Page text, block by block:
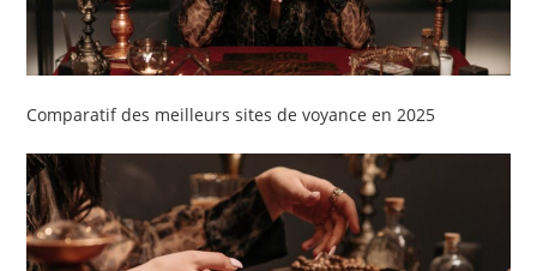
Comparatif des meilleurs sites de voyance en 2025